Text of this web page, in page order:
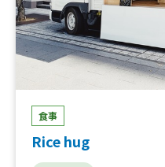
食事
Rice hug